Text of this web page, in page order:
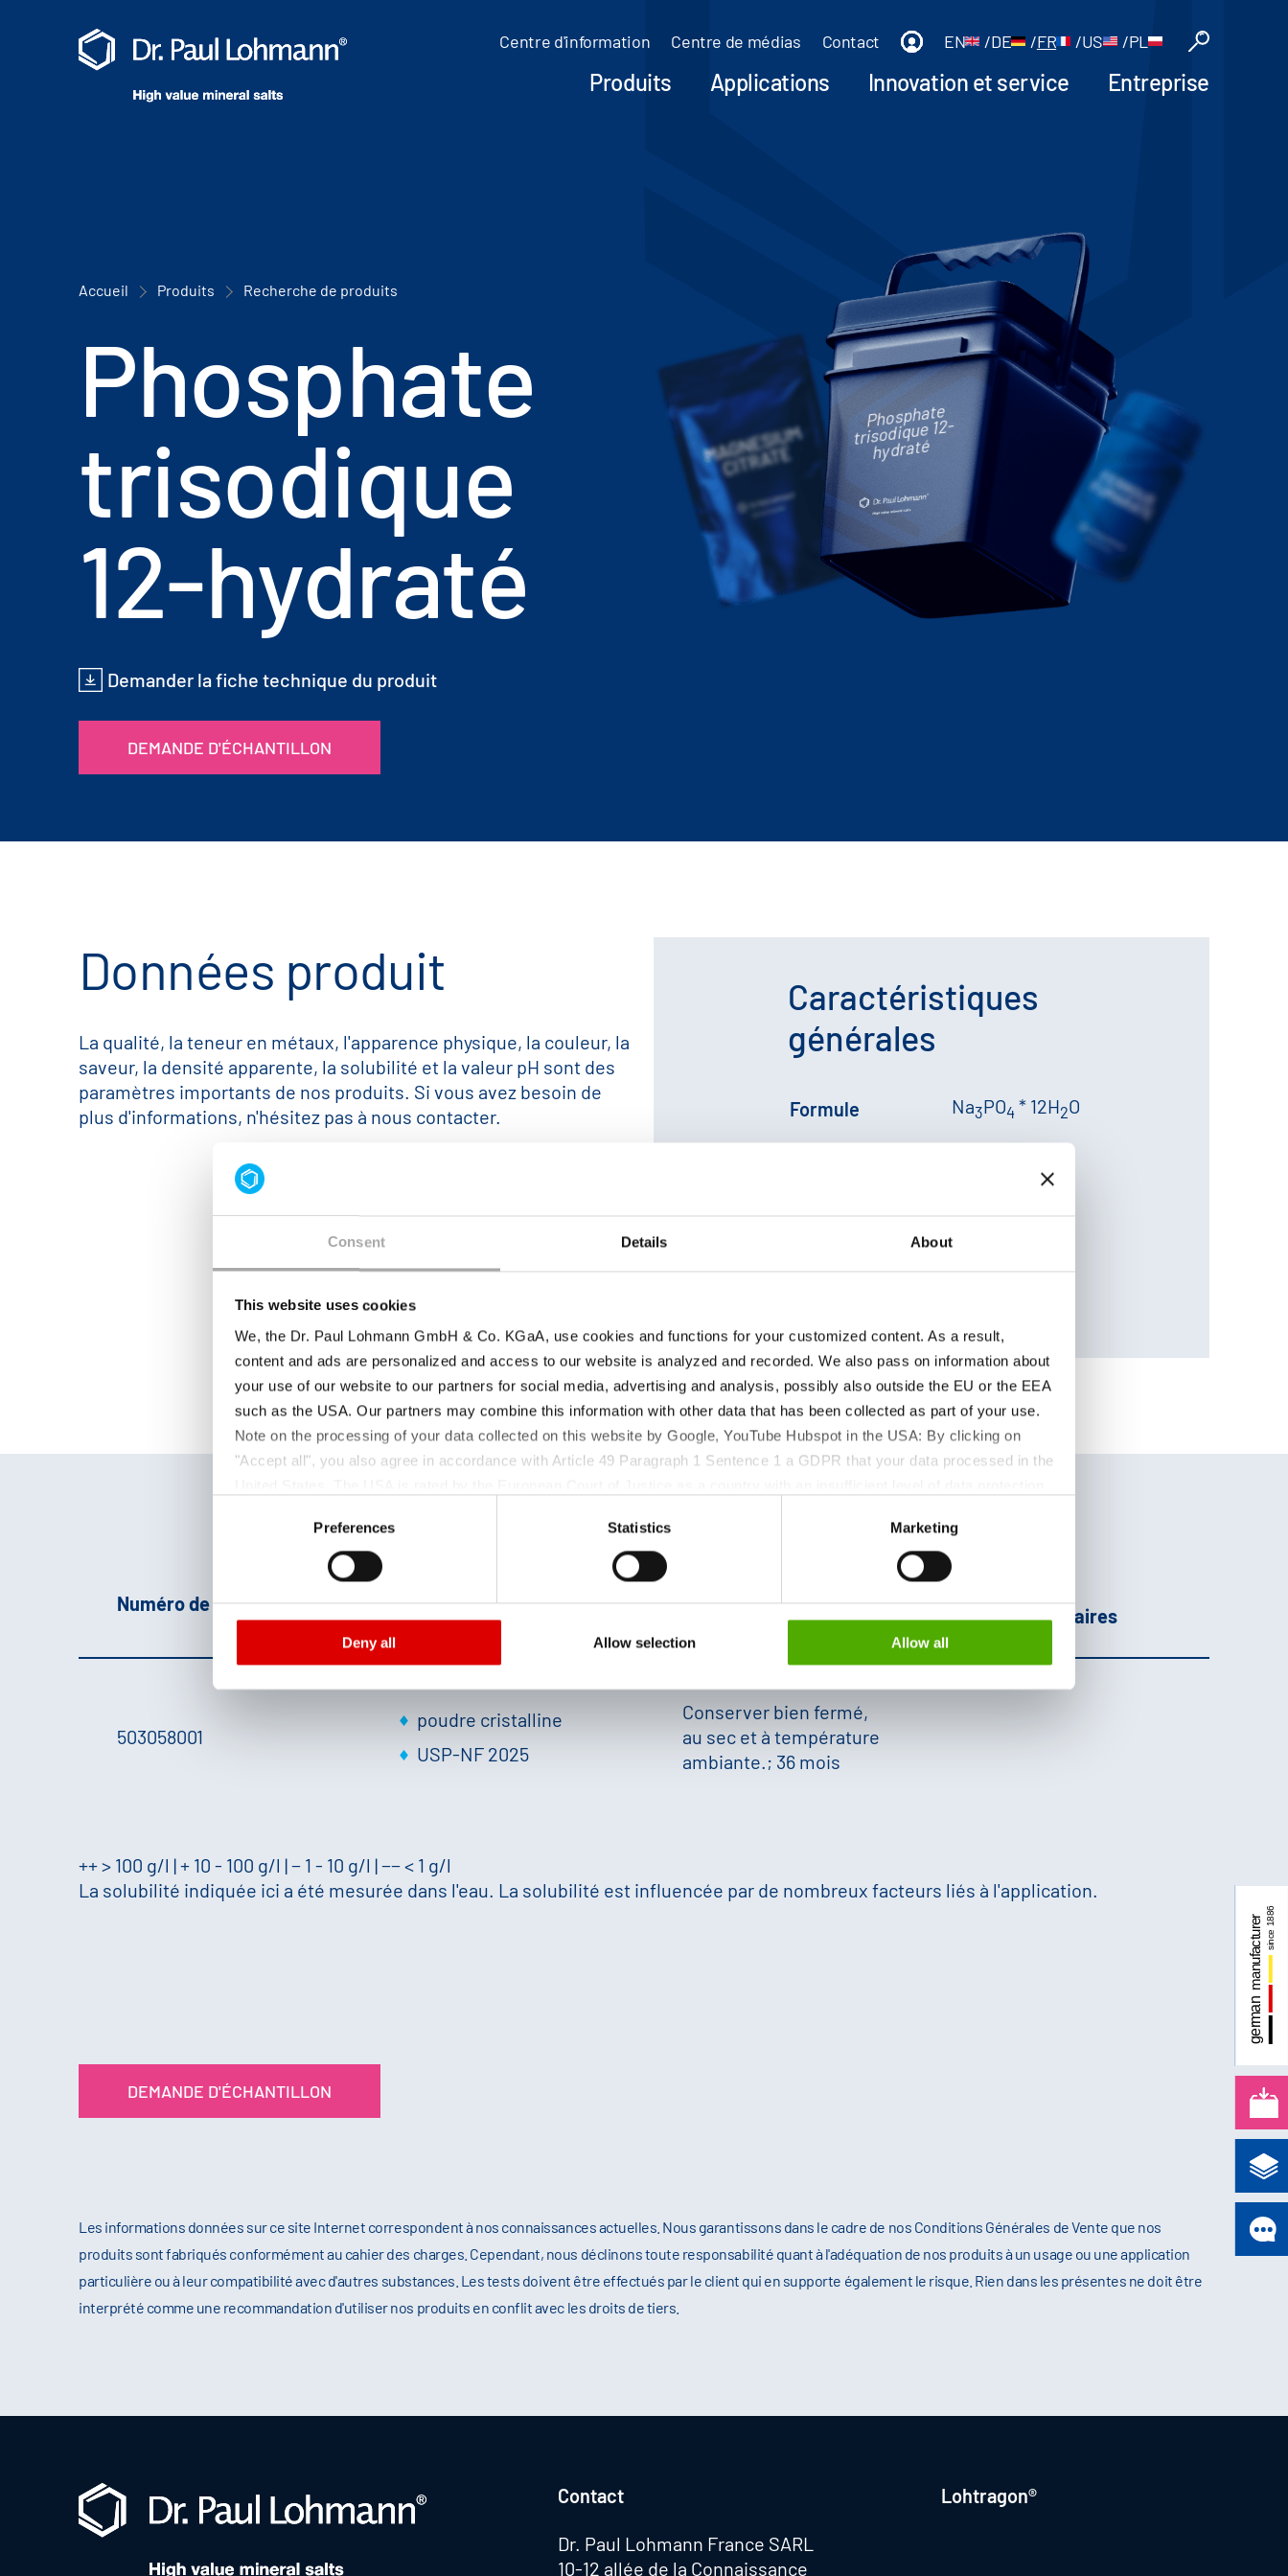
Consent Details About
This website uses cookies
We, the Dr. Paul Lohmann GmbH & Co. KGaA, use cookies and functions for your customized content. As a result,
content and ads are personalized and access to our website is analyzed and recorded. We also pass on information about
your use of our website to our partners for social media, advertising and analysis, possibly also outside the EU or the EEA
such as the USA. Our partners may combine this information with other data that has been collected as part of your use.
Note on the processing of your data collected on this website by Google, YouTube Hubspot in the USA: By clicking on
"Accept all", you also agree in accordance with Article 49 Paragraph 1 Sentence 1 a GDPR that your data processed in the
monitoring purposes, possibly without the possibility of legal remedies. You can find more information about the cookies
and functions we use in the data protection declaration and the detailed information/consent.
Privacy
Preferences Statistics Marketing
Deny all Allow selection Allow all
Centre d'information Centre de médias Contact EN /DE /FR /US /PL
Produits Applications Innovation et service Entreprise
Accueil Produits Recherche de produits
Phosphate
trisodique
12-hydraté
Demander la fiche technique du produit
DEMANDE D'ÉCHANTILLON
Phosphate
trisodique 12-
hydraté
Données produit
La qualité, la teneur en métaux, l'apparence physique, la couleur, la
saveur, la densité apparente, la solubilité et la valeur pH sont des
paramètres importants de nos produits. Si vous avez besoin de
plus d'informations, n'hésitez pas à nous contacter.
Caractéristiques
générales
Formule Na3PO4 * 12H2O
231-509-8
Numéro de produit Paramètre du produit
| Période de retest
Complémentaires
503058001
poudre cristalline
USP-NF 2025
Conserver bien fermé,
au sec et à température
ambiante.; 36 mois
++ > 100 g/l | + 10 - 100 g/l | − 1 - 10 g/l | −− < 1 g/l
La solubilité indiquée ici a été mesurée dans l'eau. La solubilité est influencée par de nombreux facteurs liés à l'application.
DEMANDE D'ÉCHANTILLON
Les informations données sur ce site Internet correspondent à nos connaissances actuelles. Nous garantissons dans le cadre de nos Conditions Générales de Vente que nos
produits sont fabriqués conformément au cahier des charges. Cependant, nous déclinons toute responsabilité quant à l'adéquation de nos produits à un usage ou une application
particulière ou à leur compatibilité avec d'autres substances. Les tests doivent être effectués par le client qui en supporte également le risque. Rien dans les présentes ne doit être
interprété comme une recommandation d'utiliser nos produits en conflit avec les droits de tiers.
Contact
Dr. Paul Lohmann France SARL
10-12 allée de la Connaissance
Lohtragon®